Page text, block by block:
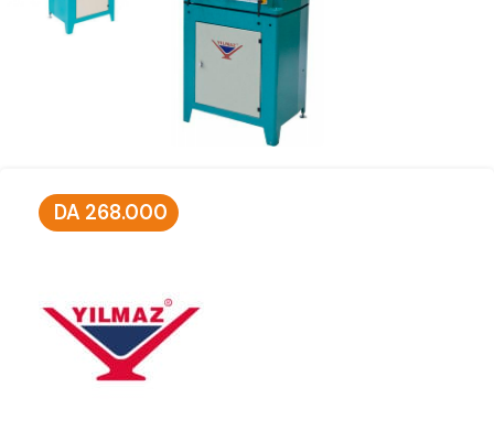
DA 268.000